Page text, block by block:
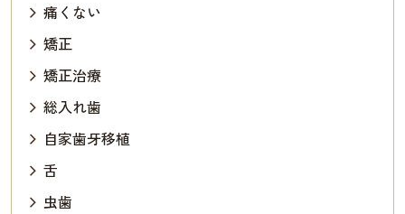
痛くない
矯正
矯正治療
総入れ歯
自家歯牙移植
舌
虫歯